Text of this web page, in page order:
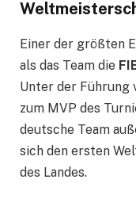
Einer der größten
als das Team die
Unter der Führung
zum MVP des
deutsche Team
sich den ersten
des Landes.